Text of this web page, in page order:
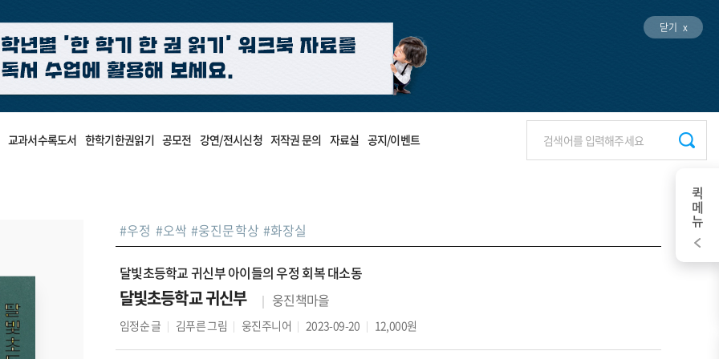
닫기 x
퀵메뉴
교과서수록도서 한학기한권읽기 공모전 강연/전시신청 저작권 문의 자료실 공지/이벤트
#우정 #오싹 #웅진문학상 #화장실
달빛초등학교 귀신부 아이들의 우정 회복 대소동
달빛초등학교 귀신부 웅진책마을
임정순글 김푸른그림 웅진주니어 2023-09-20 12,000원